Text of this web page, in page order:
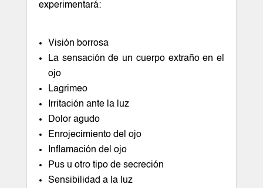
experimentará:
Visión borrosa
La sensación de un cuerpo extraño en el
ojo
Lagrimeo
Irritación ante la luz
Dolor agudo
Enrojecimiento del ojo
Inflamación del ojo
Pus u otro tipo de secreción
Sensibilidad a la luz